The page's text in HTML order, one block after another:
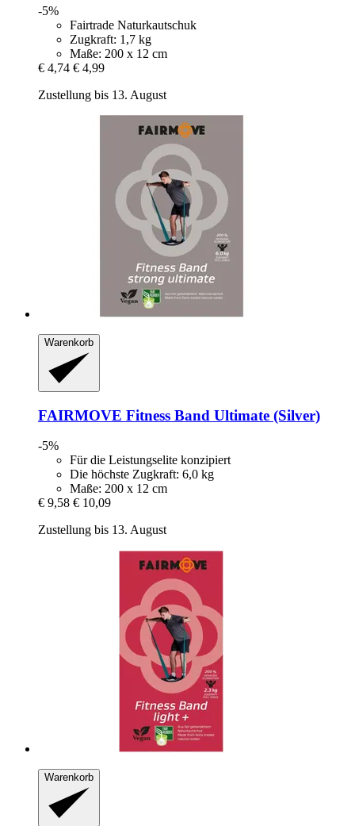
-5%
Fairtrade Naturkautschuk
Zugkraft: 1,7 kg
Maße: 200 x 12 cm
€ 4,74 € 4,99
Zustellung bis 13. August
Warenkorb
FAIRMOVE Fitness Band Ultimate (Silver)
-5%
Für die Leistungselite konzipiert
Die höchste Zugkraft: 6,0 kg
Maße: 200 x 12 cm
€ 9,58 € 10,09
Zustellung bis 13. August
Warenkorb